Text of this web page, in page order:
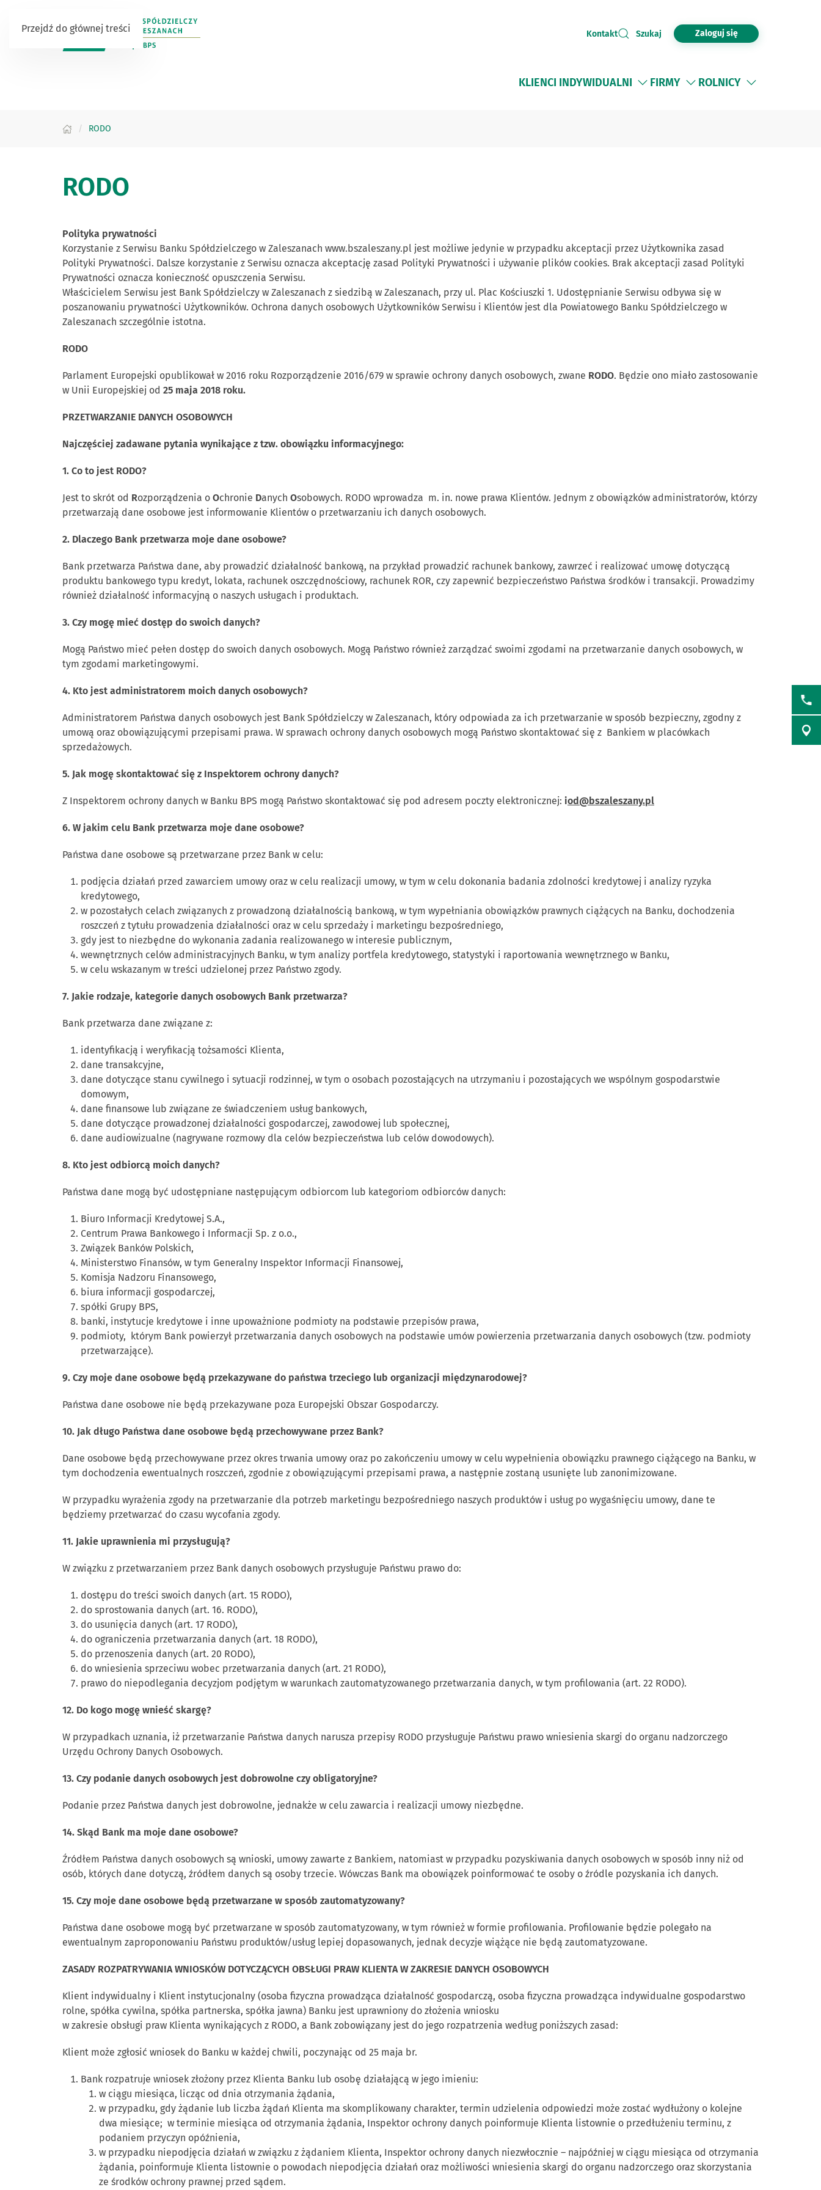
Przejdź do głównej treści Kontakt Szukaj Zaloguj się
KLIENCI INDYWIDUALNI FIRMY ROLNICY
RODO
RODO
Polityka prywatności
Korzystanie z Serwisu Banku Spółdzielczego w Zaleszanach www.bszaleszany.pl jest możliwe jedynie w przypadku akceptacji przez Użytkownika zasad
Polityki Prywatności. Dalsze korzystanie z Serwisu oznacza akceptację zasad Polityki Prywatności i używanie plików cookies. Brak akceptacji zasad Polityki
Prywatności oznacza konieczność opuszczenia Serwisu.
Właścicielem Serwisu jest Bank Spółdzielczy w Zaleszanach z siedzibą w Zaleszanach, przy ul. Plac Kościuszki 1. Udostępnianie Serwisu odbywa się w
poszanowaniu prywatności Użytkowników. Ochrona danych osobowych Użytkowników Serwisu i Klientów jest dla Powiatowego Banku Spółdzielczego w
Zaleszanach szczególnie istotna.
RODO
Parlament Europejski opublikował w 2016 roku Rozporządzenie 2016/679 w sprawie ochrony danych osobowych, zwane RODO. Będzie ono miało zastosowanie
w Unii Europejskiej od 25 maja 2018 roku.
PRZETWARZANIE DANYCH OSOBOWYCH
Najczęściej zadawane pytania wynikające z tzw. obowiązku informacyjnego:
1. Co to jest RODO?
Jest to skrót od Rozporządzenia o Ochronie Danych Osobowych. RODO wprowadza m. in. nowe prawa Klientów. Jednym z obowiązków administratorów, którzy
przetwarzają dane osobowe jest informowanie Klientów o przetwarzaniu ich danych osobowych.
2. Dlaczego Bank przetwarza moje dane osobowe?
Bank przetwarza Państwa dane, aby prowadzić działalność bankową, na przykład prowadzić rachunek bankowy, zawrzeć i realizować umowę dotyczącą
produktu bankowego typu kredyt, lokata, rachunek oszczędnościowy, rachunek ROR, czy zapewnić bezpieczeństwo Państwa środków i transakcji. Prowadzimy
również działalność informacyjną o naszych usługach i produktach.
3. Czy mogę mieć dostęp do swoich danych?
Mogą Państwo mieć pełen dostęp do swoich danych osobowych. Mogą Państwo również zarządzać swoimi zgodami na przetwarzanie danych osobowych, w
tym zgodami marketingowymi.
4. Kto jest administratorem moich danych osobowych?
Administratorem Państwa danych osobowych jest Bank Spółdzielczy w Zaleszanach, który odpowiada za ich przetwarzanie w sposób bezpieczny, zgodny z
umową oraz obowiązującymi przepisami prawa. W sprawach ochrony danych osobowych mogą Państwo skontaktować się z Bankiem w placówkach
sprzedażowych.
5. Jak mogę skontaktować się z Inspektorem ochrony danych?
Z Inspektorem ochrony danych w Banku BPS mogą Państwo skontaktować się pod adresem poczty elektronicznej: iod@bszaleszany.pl
6. W jakim celu Bank przetwarza moje dane osobowe?
Państwa dane osobowe są przetwarzane przez Bank w celu:
podjęcia działań przed zawarciem umowy oraz w celu realizacji umowy, w tym w celu dokonania badania zdolności kredytowej i analizy ryzyka
kredytowego,
w pozostałych celach związanych z prowadzoną działalnością bankową, w tym wypełniania obowiązków prawnych ciążących na Banku, dochodzenia
roszczeń z tytułu prowadzenia działalności oraz w celu sprzedaży i marketingu bezpośredniego,
gdy jest to niezbędne do wykonania zadania realizowanego w interesie publicznym,
wewnętrznych celów administracyjnych Banku, w tym analizy portfela kredytowego, statystyki i raportowania wewnętrznego w Banku,
w celu wskazanym w treści udzielonej przez Państwo zgody.
7. Jakie rodzaje, kategorie danych osobowych Bank przetwarza?
Bank przetwarza dane związane z:
identyfikacją i weryfikacją tożsamości Klienta,
dane transakcyjne,
dane dotyczące stanu cywilnego i sytuacji rodzinnej, w tym o osobach pozostających na utrzymaniu i pozostających we wspólnym gospodarstwie
domowym,
dane finansowe lub związane ze świadczeniem usług bankowych,
dane dotyczące prowadzonej działalności gospodarczej, zawodowej lub społecznej,
dane audiowizualne (nagrywane rozmowy dla celów bezpieczeństwa lub celów dowodowych).
8. Kto jest odbiorcą moich danych?
Państwa dane mogą być udostępniane następującym odbiorcom lub kategoriom odbiorców danych:
Biuro Informacji Kredytowej S.A.,
Centrum Prawa Bankowego i Informacji Sp. z o.o.,
Związek Banków Polskich,
Ministerstwo Finansów, w tym Generalny Inspektor Informacji Finansowej,
Komisja Nadzoru Finansowego,
biura informacji gospodarczej,
spółki Grupy BPS,
banki, instytucje kredytowe i inne upoważnione podmioty na podstawie przepisów prawa,
podmioty, którym Bank powierzył przetwarzania danych osobowych na podstawie umów powierzenia przetwarzania danych osobowych (tzw. podmioty
przetwarzające).
9. Czy moje dane osobowe będą przekazywane do państwa trzeciego lub organizacji międzynarodowej?
Państwa dane osobowe nie będą przekazywane poza Europejski Obszar Gospodarczy.
10. Jak długo Państwa dane osobowe będą przechowywane przez Bank?
Dane osobowe będą przechowywane przez okres trwania umowy oraz po zakończeniu umowy w celu wypełnienia obowiązku prawnego ciążącego na Banku, w
tym dochodzenia ewentualnych roszczeń, zgodnie z obowiązującymi przepisami prawa, a następnie zostaną usunięte lub zanonimizowane.
W przypadku wyrażenia zgody na przetwarzanie dla potrzeb marketingu bezpośredniego naszych produktów i usług po wygaśnięciu umowy, dane te
będziemy przetwarzać do czasu wycofania zgody.
11. Jakie uprawnienia mi przysługują?
W związku z przetwarzaniem przez Bank danych osobowych przysługuje Państwu prawo do:
dostępu do treści swoich danych (art. 15 RODO),
do sprostowania danych (art. 16. RODO),
do usunięcia danych (art. 17 RODO),
do ograniczenia przetwarzania danych (art. 18 RODO),
do przenoszenia danych (art. 20 RODO),
do wniesienia sprzeciwu wobec przetwarzania danych (art. 21 RODO),
prawo do niepodlegania decyzjom podjętym w warunkach zautomatyzowanego przetwarzania danych, w tym profilowania (art. 22 RODO).
12. Do kogo mogę wnieść skargę?
W przypadkach uznania, iż przetwarzanie Państwa danych narusza przepisy RODO przysługuje Państwu prawo wniesienia skargi do organu nadzorczego
Urzędu Ochrony Danych Osobowych.
13. Czy podanie danych osobowych jest dobrowolne czy obligatoryjne?
Podanie przez Państwa danych jest dobrowolne, jednakże w celu zawarcia i realizacji umowy niezbędne.
14. Skąd Bank ma moje dane osobowe?
Źródłem Państwa danych osobowych są wnioski, umowy zawarte z Bankiem, natomiast w przypadku pozyskiwania danych osobowych w sposób inny niż od
osób, których dane dotyczą, źródłem danych są osoby trzecie. Wówczas Bank ma obowiązek poinformować te osoby o źródle pozyskania ich danych.
15. Czy moje dane osobowe będą przetwarzane w sposób zautomatyzowany?
Państwa dane osobowe mogą być przetwarzane w sposób zautomatyzowany, w tym również w formie profilowania. Profilowanie będzie polegało na
ewentualnym zaproponowaniu Państwu produktów/usług lepiej dopasowanych, jednak decyzje wiążące nie będą zautomatyzowane.
ZASADY ROZPATRYWANIA WNIOSKÓW DOTYCZĄCYCH OBSŁUGI PRAW KLIENTA W ZAKRESIE DANYCH OSOBOWYCH
Klient indywidualny i Klient instytucjonalny (osoba fizyczna prowadząca działalność gospodarczą, osoba fizyczna prowadząca indywidualne gospodarstwo
rolne, spółka cywilna, spółka partnerska, spółka jawna) Banku jest uprawniony do złożenia wniosku
w zakresie obsługi praw Klienta wynikających z RODO, a Bank zobowiązany jest do jego rozpatrzenia według poniższych zasad:
Klient może zgłosić wniosek do Banku w każdej chwili, poczynając od 25 maja br.
Bank rozpatruje wniosek złożony przez Klienta Banku lub osobę działającą w jego imieniu:
w ciągu miesiąca, licząc od dnia otrzymania żądania,
w przypadku, gdy żądanie lub liczba żądań Klienta ma skomplikowany charakter, termin udzielenia odpowiedzi może zostać wydłużony o kolejne
dwa miesiące; w terminie miesiąca od otrzymania żądania, Inspektor ochrony danych poinformuje Klienta listownie o przedłużeniu terminu, z
podaniem przyczyn opóźnienia,
w przypadku niepodjęcia działań w związku z żądaniem Klienta, Inspektor ochrony danych niezwłocznie – najpóźniej w ciągu miesiąca od otrzymania
żądania, poinformuje Klienta listownie o powodach niepodjęcia działań oraz możliwości wniesienia skargi do organu nadzorczego oraz skorzystania
ze środków ochrony prawnej przed sądem.